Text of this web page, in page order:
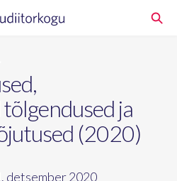
ja
(2020)
detsember 2020